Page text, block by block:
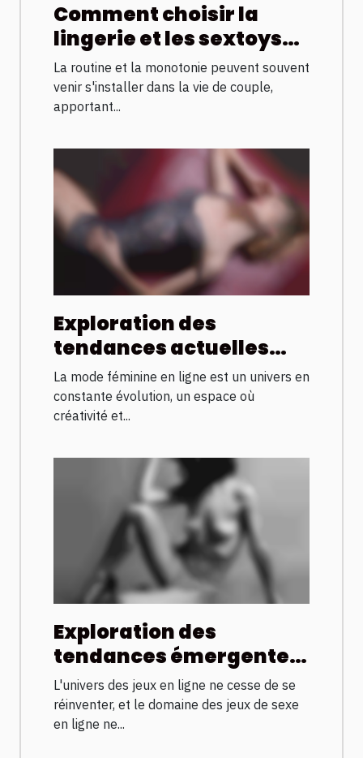
Comment choisir la
lingerie et les sextoys
pour revitaliser la vie de
couple
La routine et la monotonie peuvent souvent
venir s'installer dans la vie de couple,
apportant...
Exploration des
tendances actuelles
dans la mode féminine
en ligne
La mode féminine en ligne est un univers en
constante évolution, un espace où
créativité et...
Exploration des
tendances émergentes
dans les jeux de sexe en
ligne pour 2025
L'univers des jeux en ligne ne cesse de se
réinventer, et le domaine des jeux de sexe
en ligne ne...